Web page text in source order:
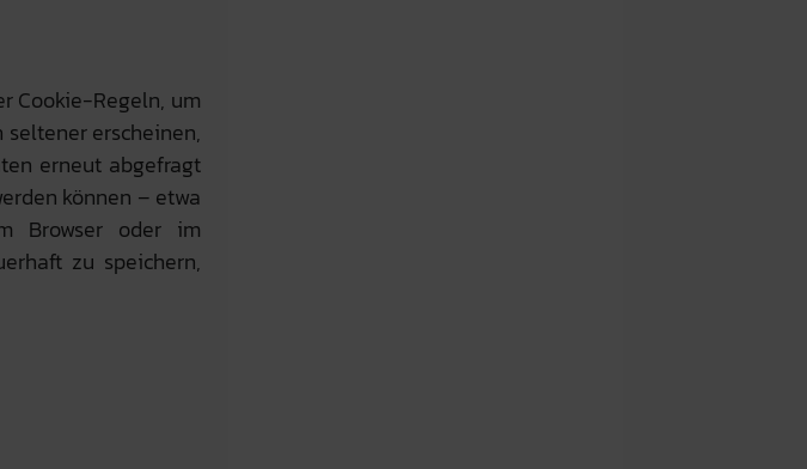
Cookie-Regeln, um
erscheinen,
erneut abgefragt
können – etwa
Browser oder im
zu speichern,